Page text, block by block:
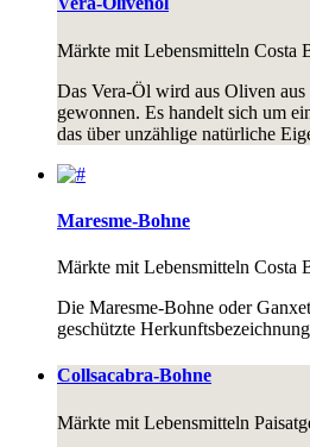
Märkte mit Lebensmitteln Costa
Das Vera-Öl wird aus Oliven
gewonnen. Es handelt sich um
das über unzählige natürliche
Maresme-Bohne
Märkte mit Lebensmitteln Costa
Die Maresme-Bohne oder
geschützte
Collsacabra-Bohne
Märkte mit Lebensmitteln